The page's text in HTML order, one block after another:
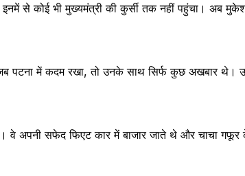
से कोई भी मुख्यमंत्री की कुर्सी तक नहीं पहुंचा। अब मुकेश
पटना में कदम रखा, तो उनके साथ सिर्फ कुछ अखबार थे।
वे अपनी सफेद फिएट कार में बाजार जाते थे और चाचा